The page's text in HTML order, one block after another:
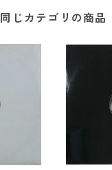
同じカテゴリの商品